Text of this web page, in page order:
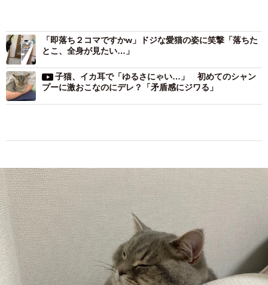
子猫、イカ耳で「ゆるさにゃい…」 初めてのシャン
プーに激おこなのにデレ？「矛盾感にジワる」